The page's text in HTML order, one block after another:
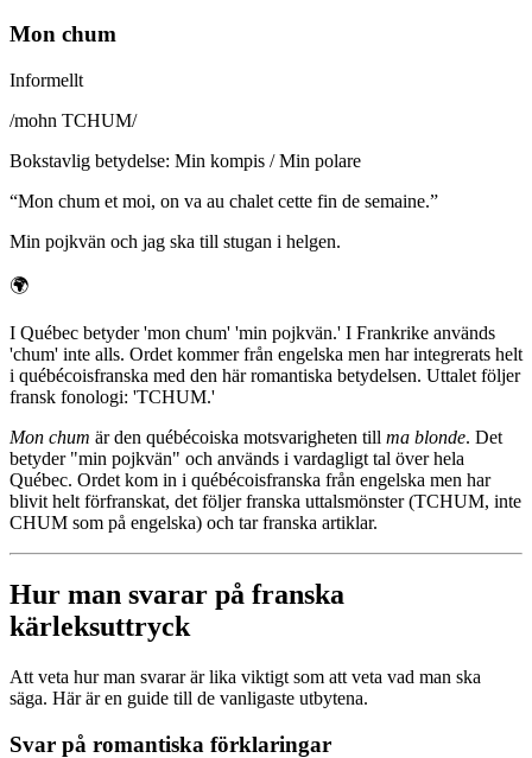
Mon chum
Informellt
/mohn TCHUM/
Bokstavlig betydelse: Min kompis / Min polare
“Mon chum et moi, on va au chalet cette fin de semaine.”
Min pojkvän och jag ska till stugan i helgen.
🌍
I Québec betyder 'mon chum' 'min pojkvän.' I Frankrike används
'chum' inte alls. Ordet kommer från engelska men har integrerats helt
i québécoisfranska med den här romantiska betydelsen. Uttalet följer
fransk fonologi: 'TCHUM.'
Mon chum är den québécoiska motsvarigheten till ma blonde. Det
betyder "min pojkvän" och används i vardagligt tal över hela
Québec. Ordet kom in i québécoisfranska från engelska men har
blivit helt förfranskat, det följer franska uttalsmönster (TCHUM, inte
CHUM som på engelska) och tar franska artiklar.
Hur man svarar på franska
kärleksuttryck
Att veta hur man svarar är lika viktigt som att veta vad man ska
säga. Här är en guide till de vanligaste utbytena.
Svar på romantiska förklaringar